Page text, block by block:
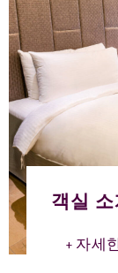
객실 소
자세